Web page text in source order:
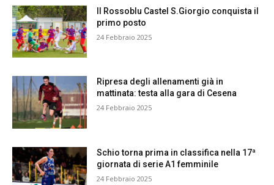
Il Rossoblu Castel S.Giorgio conquista il
primo posto
24 Febbraio 2025
Ripresa degli allenamenti già in
mattinata: testa alla gara di Cesena
24 Febbraio 2025
Schio torna prima in classifica nella 17ª
giornata di serie A1 femminile
24 Febbraio 2025